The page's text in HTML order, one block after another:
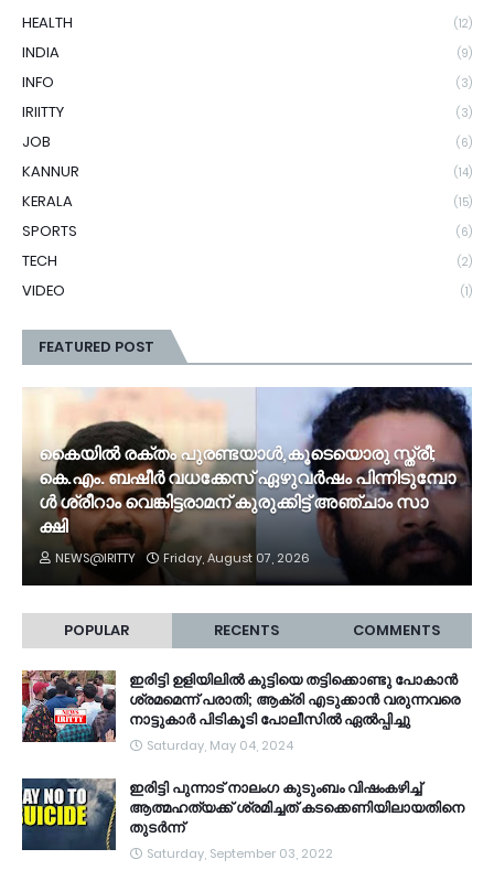
HEALTH (12)
INDIA (9)
INFO (3)
IRIITTY (3)
JOB (6)
KANNUR (14)
KERALA (15)
SPORTS (6)
TECH (2)
VIDEO (1)
FEATURED POST
കൈ​യി​ൽ ര​ക്തം പു​ര​ണ്ട​യാ​ൾ,കൂ​ടെ​യൊ​രു സ്ത്രീ; ​
കെ.​എം. ബ​ഷീ​ർ വ​ധ​ക്കേ​സ് ഏ​ഴു​വ​ർ​ഷം പി​ന്നി​ടു​മ്പോ​
ൾ ശ്രീ​റാം വെ​ങ്കി​ട്ട​രാ​മ​ന് കു​രു​ക്കി​ട്ട് അ​ഞ്ചാം സാ​
ക്ഷി
NEWS@IRITTY Friday, August 07, 2026
POPULAR RECENTS COMMENTS
ഇരിട്ടി ഉളിയിലിൽ കുട്ടിയെ തട്ടിക്കൊണ്ടു പോകാൻ
ശ്രമമെന്ന് പരാതി; ആക്രി എടുക്കാൻ വരുന്നവരെ
നാട്ടുകാർ പിടികൂടി പോലീസിൽ ഏൽപ്പിച്ചു
Saturday, May 04, 2024
ഇരിട്ടി പുന്നാട് നാലംഗ കുടുംബം വിഷംകഴിച്ച്‌
ആത്മഹത്യക്ക് ശ്രമിച്ചത് കടക്കെണിയിലായതിനെ
തുടർന്ന്
Saturday, September 03, 2022